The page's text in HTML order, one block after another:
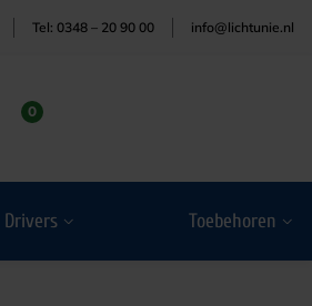
Tel: 0348 – 20 90 00 info@lichtunie.nl
0
Toebehoren